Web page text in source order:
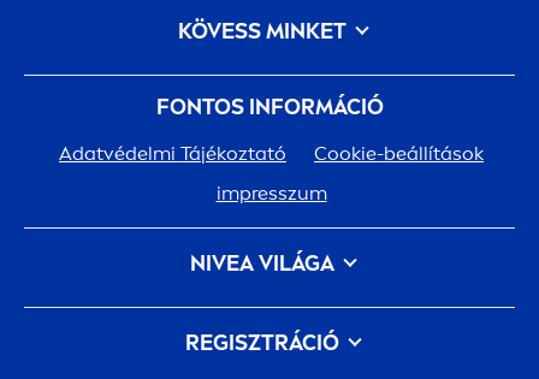
FONTOS INFORMÁCIÓ
Adatvédelmi Tájékoztató
Cookie-beállítások
impresszum
NIVEAVILÁGA
TÖRTÉNELEM
Karrier a Beiersdorfnál
A Te bőröd. A Mi bolygónk. Törődünk velük.
REGISZTRÁCIÓ
KÖVESS MINKET